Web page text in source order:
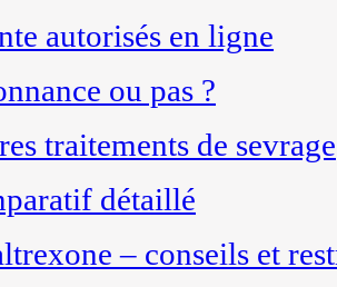
autorisés en ligne
ou pas ?
traitements de sevrage
détaillé
– conseils et